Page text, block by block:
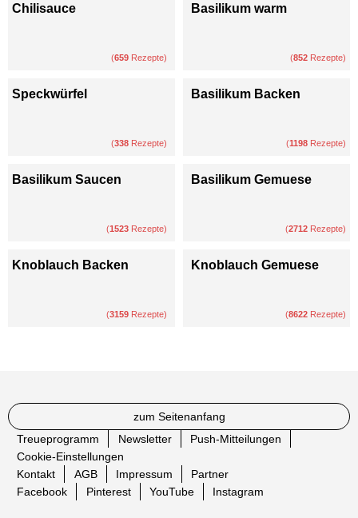
Chilisauce
(659 Rezepte)
Basilikum warm
(852 Rezepte)
Speckwürfel
(338 Rezepte)
Basilikum Backen
(1198 Rezepte)
Basilikum Saucen
(1523 Rezepte)
Basilikum Gemuese
(2712 Rezepte)
Knoblauch Backen
(3159 Rezepte)
Knoblauch Gemuese
(8622 Rezepte)
zum Seitenanfang
Treueprogramm
Newsletter
Push-Mitteilungen
Cookie-Einstellungen
Kontakt
AGB Impressum
Partner
Facebook
Pinterest YouTube Instagram